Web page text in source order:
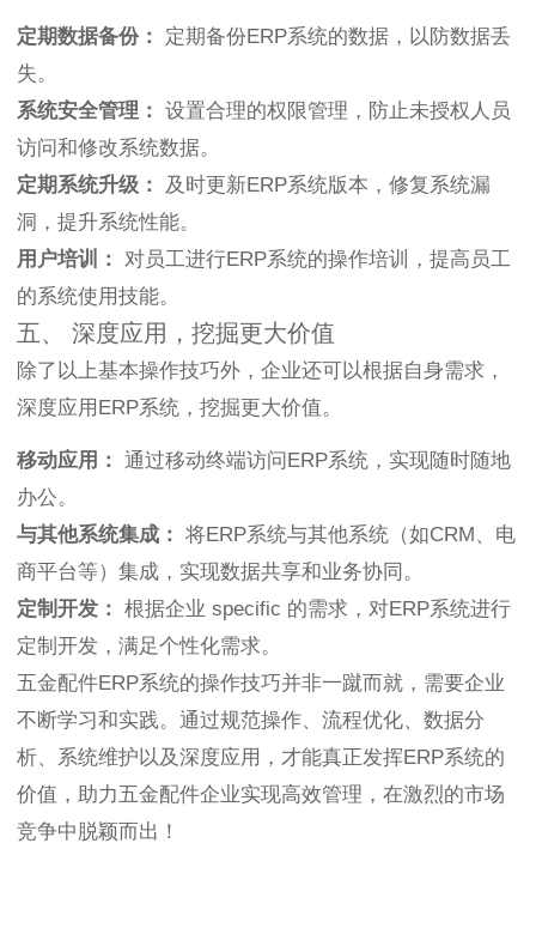
定期数据备份：
定期备份ERP系统的数据，以防数据丢
失。
系统安全管理：
设置合理的权限管理，防止未授权人员
访问和修改系统数据。
定期系统升级：
及时更新ERP系统版本，修复系统漏
洞，提升系统性能。
用户培训：
对员工进行ERP系统的操作培训，提高员工
的系统使用技能。
五、 深度应用，挖掘更大价值
除了以上基本操作技巧外，企业还可以根据自身需求，
深度应用ERP系统，挖掘更大价值。
移动应用：
通过移动终端访问ERP系统，实现随时随地
办公。
与其他系统集成：
将ERP系统与其他系统（如CRM、电
商平台等）集成，实现数据共享和业务协同。
定制开发：
根据企业 specific 的需求，对ERP系统进行
定制开发，满足个性化需求。
五金配件ERP系统的操作技巧并非一蹴而就，需要企业
不断学习和实践。通过规范操作、流程优化、数据分
析、系统维护以及深度应用，才能真正发挥ERP系统的
价值，助力五金配件企业实现高效管理，在激烈的市场
竞争中脱颖而出！